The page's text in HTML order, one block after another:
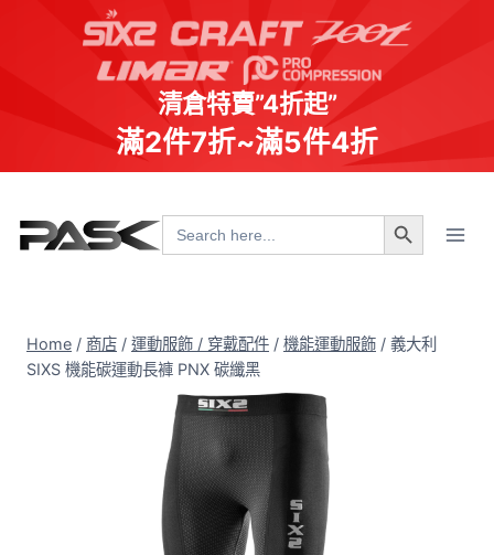
清倉特賣”4折起”
滿2件7折~滿5件4折
content
Search
for:
Search Button
Home / 商店 / 運動服飾 / 穿戴配件 / 機能運動服飾 / 義大利
SIXS 機能碳運動長褲 PNX 碳纖黑